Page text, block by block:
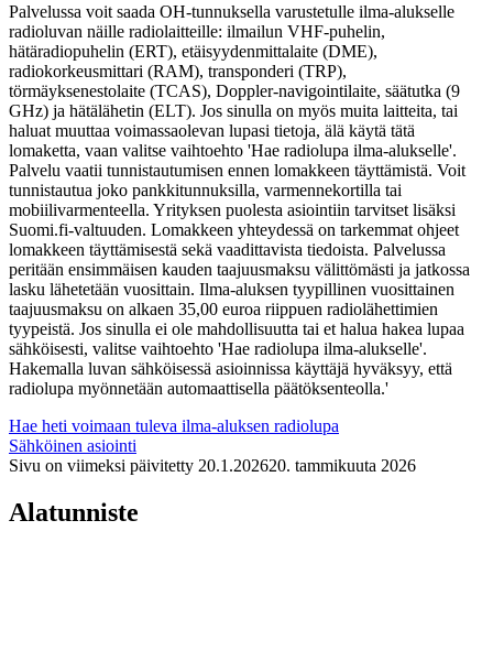
Palvelussa voit saada OH-tunnuksella varustetulle ilma-alukselle
radioluvan näille radiolaitteille: ilmailun VHF-puhelin,
hätäradiopuhelin (ERT), etäisyydenmittalaite (DME),
radiokorkeusmittari (RAM), transponderi (TRP),
törmäyksenestolaite (TCAS), Doppler-navigointilaite, säätutka (9
GHz) ja hätälähetin (ELT). Jos sinulla on myös muita laitteita, tai
haluat muuttaa voimassaolevan lupasi tietoja, älä käytä tätä
lomaketta, vaan valitse vaihtoehto 'Hae radiolupa ilma-alukselle'.
Palvelu vaatii tunnistautumisen ennen lomakkeen täyttämistä. Voit
tunnistautua joko pankkitunnuksilla, varmennekortilla tai
mobiilivarmenteella. Yrityksen puolesta asiointiin tarvitset lisäksi
Suomi.fi-valtuuden. Lomakkeen yhteydessä on tarkemmat ohjeet
lomakkeen täyttämisestä sekä vaadittavista tiedoista. Palvelussa
peritään ensimmäisen kauden taajuusmaksu välittömästi ja jatkossa
lasku lähetetään vuosittain. Ilma-aluksen tyypillinen vuosittainen
taajuusmaksu on alkaen 35,00 euroa riippuen radiolähettimien
tyypeistä. Jos sinulla ei ole mahdollisuutta tai et halua hakea lupaa
sähköisesti, valitse vaihtoehto 'Hae radiolupa ilma-alukselle'.
Hakemalla luvan sähköisessä asioinnissa käyttäjä hyväksyy, että
radiolupa myönnetään automaattisella päätöksenteolla.'
Hae heti voimaan tuleva ilma-aluksen radiolupa
Sähköinen asiointi
Sivu on viimeksi päivitetty 20.1.202620. tammikuuta 2026
Alatunniste